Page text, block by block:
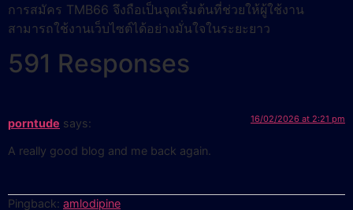
การสมัคร TMB66 จึงถือเป็นจุดเริ่มต้นที่ช่วยให้ผู้ใช้งาน
สามารถใช้งานเว็บไซต์ได้อย่างมั่นใจในระยะยาว
591 Responses
porntude says: 16/02/2026 at 2:21 pm
A really good blog and me back again.
Pingback: amlodipine